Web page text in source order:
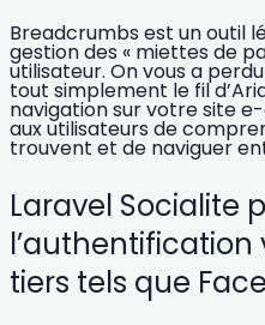
Breadcrumbs est un outil
gestion des « miettes de
utilisateur. On vous a perdu
tout simplement le fil
navigation sur votre site
aux utilisateurs de
trouvent et de naviguer
Laravel Socialite
l’authentification
tiers tels que